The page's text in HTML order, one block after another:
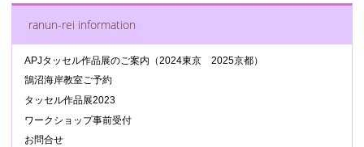
ranun-rei information
APJタッセル作品展のご案内（2024東京 2025京都）
鵠沼海岸教室ご予約
タッセル作品展2023
ワークショップ事前受付
お問合せ